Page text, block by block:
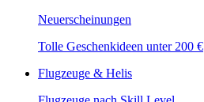
Neuerscheinungen
Tolle Geschenkideen unter 200 €
Flugzeuge & Helis